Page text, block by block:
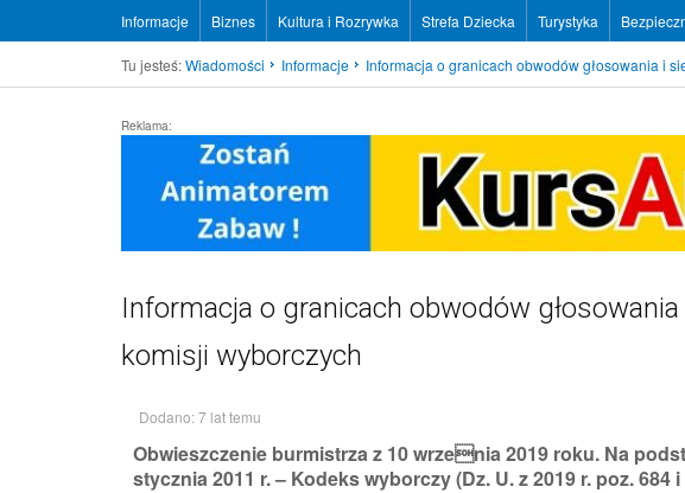
Informacje Biznes Kultura i Rozrywka Strefa Dziecka Turystyka
Tu jesteś:Wiadomości Informacje Informacja o granicach obwodów głosowania i
Reklama:
Informacja o granicach obwodów
komisji wyborczych
Dodano: 7 lat temu
Obwieszczenie burmistrza z 10 wrzenia 2019 roku. Na
stycznia 2011 r. – Kodeks wyborczy (Dz. U. z 2019 r. poz. 684 i